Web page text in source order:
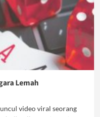
Lemah
video viral seorang